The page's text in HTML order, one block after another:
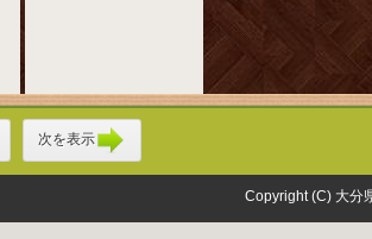
次を表示
Copyright (C) 大分